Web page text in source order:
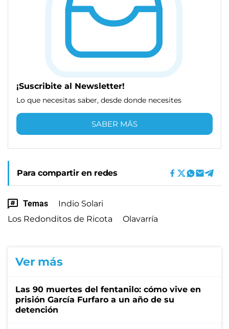
¡Suscribite al Newsletter!
Lo que necesitas saber, desde donde necesites
SABER MÁS
Para compartir en redes
Temas
Indio Solari
Los Redonditos de Ricota
Olavarría
Ver más
Las 90 muertes del fentanilo: cómo vive en
prisión García Furfaro a un año de su
detención